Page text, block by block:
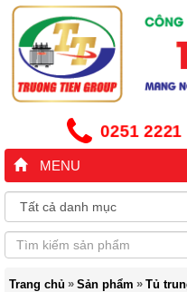
0251 2221
MENU
Trang chủ » Sản phẩm » Tủ